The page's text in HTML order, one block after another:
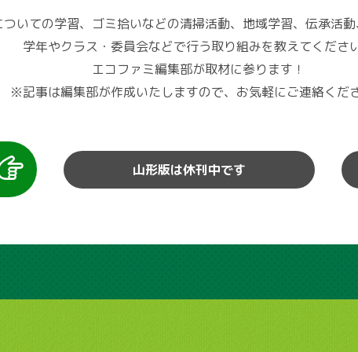
いての学習、ゴミ拾いなどの清掃活動、地域学習、伝承活動
学年やクラス・委員会などで行う取り組みを教えてください
エコファミ編集部が取材に参ります！
※記事は編集部が作成いたしますので、お気軽にご連絡くださ
山形版は休刊中です